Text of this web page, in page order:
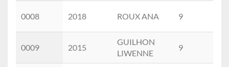
0008 2018 ROUX ANA 9
0009 2015
GUILHON
LIWENNE
9